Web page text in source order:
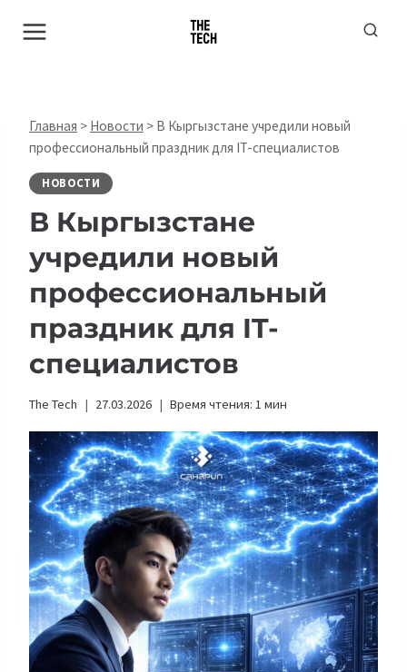
Главная > Новости > В Кыргызстане учредили новый
профессиональный праздник для IT-специалистов
НОВОСТИ
В Кыргызстане
учредили новый
профессиональный
праздник для IT-
специалистов
The Tech 27.03.2026 Время чтения: 1 мин